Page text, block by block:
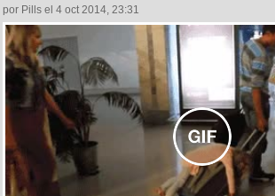
por Pills el 4 oct 2014, 23:31